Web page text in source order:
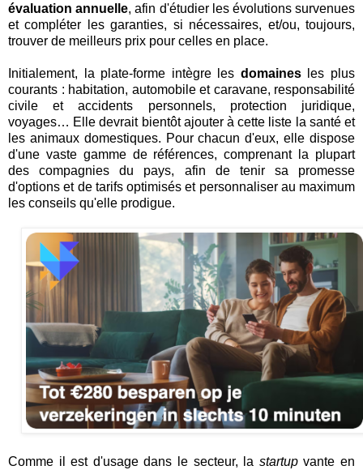
évaluation annuelle, afin d'étudier les évolutions survenues
et compléter les garanties, si nécessaires, et/ou, toujours,
trouver de meilleurs prix pour celles en place.
Initialement, la plate-forme intègre les domainesles plus
courants : habitation, automobile et caravane, responsabilité
civile et accidents personnels, protection juridique,
voyages… Elle devrait bientôt ajouter à cette liste la santé et
les animaux domestiques. Pour chacun d'eux, elle dispose
d'une vaste gamme de références, comprenant la plupart
des compagnies du pays, afin de tenir sa promesse
d'options et de tarifs optimisés et personnaliser au maximum
les conseils qu'elle prodigue.
Comme il est d'usage dans le secteur, la startupvante en